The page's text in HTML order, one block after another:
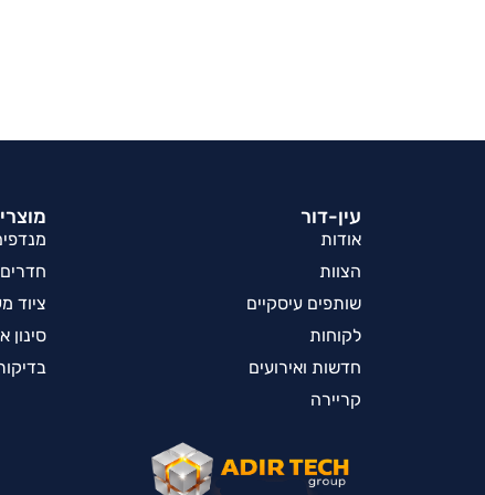
חדרים
ציוד
סינון
עין-דור
אודות
הצוות
שותפים עיסקיים
לקוחות
חדשות ואירועים
קריירה